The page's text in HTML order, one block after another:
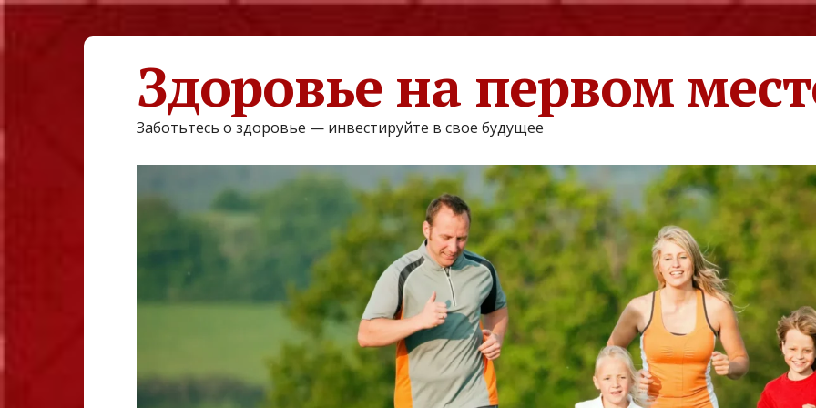
Здоровье на первом
Заботьтесь о здоровье — инвестируйте в свое будущее